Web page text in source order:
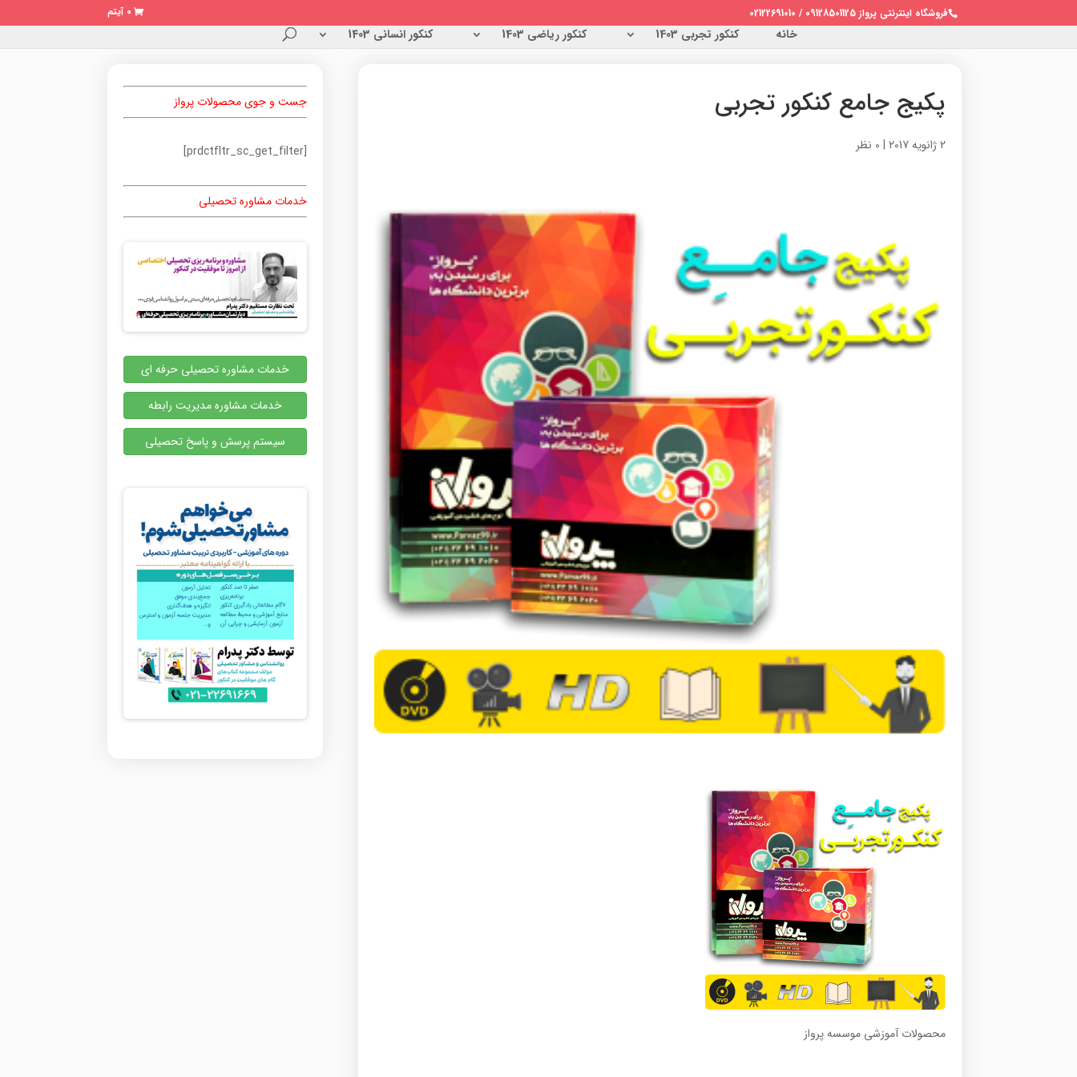
فروشگاه اینترنتی پرواز 09128501125 / 02122691010 0 آیتم
خانه کنکور تجربی 1403 کنکور ریاضی 1403 کنکور انسانی 1403
پکیج جامع کنکور تجربی
2 ژانویه 2017 | 0 نظر
محصولات آموزشی موسسه پرواز
جست و جوی محصولات پرواز
[prdctfltr_sc_get_filter]
خدمات مشاوره تحصیلی
خدمات مشاوره تحصیلی حرفه ای
خدمات مشاوره مدیریت رابطه
سیستم پرسش و پاسخ تحصیلی